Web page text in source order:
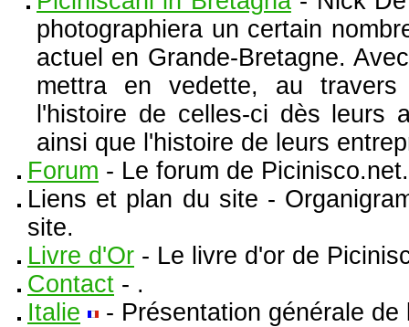
photographiera un certain
actuel en Grande-Bretagne.
mettra en vedette, au travers
l'histoire de celles-ci dès leurs
ainsi que l'histoire de leurs
Forum - Le forum de Picinisco.net.
Liens et plan du site -
site.
Livre d'Or - Le livre d'or de
Contact - .
Italie
- Présentation générale de